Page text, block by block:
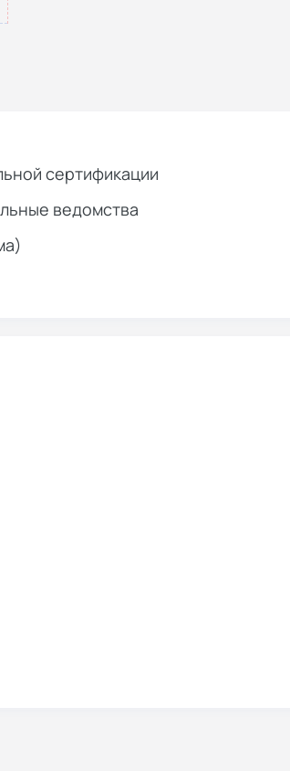
сертификации
ведомства